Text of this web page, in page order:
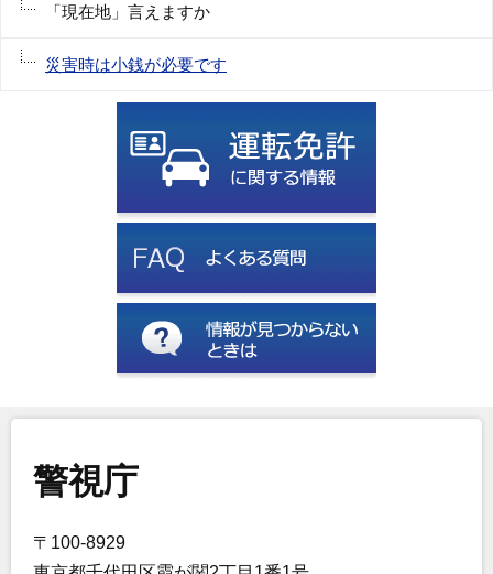
「現在地」言えますか
災害時は小銭が必要です
警視庁
〒100-8929